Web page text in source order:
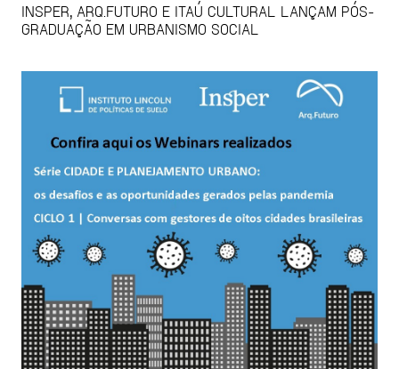
INSPER, ARQ.FUTURO E ITAÚ CULTURAL LANÇAM PÓS-
GRADUAÇÃO EM URBANISMO SOCIAL